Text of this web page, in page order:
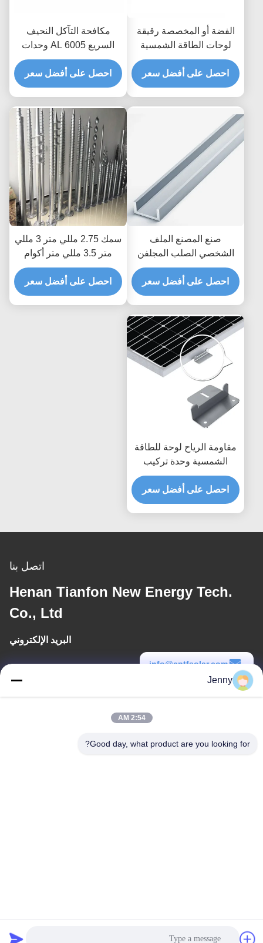
الفضة أو المخصصة رقيقة
لوحات الطاقة الشمسية
تركيب بين / منتصف / نهاية
المقبضات لأنظمة الطاقة
الشمسية
احصل على أفضل سعر
مكافحة التآكل النحيف
السريع AL 6005 وحدات
الطاقة الشمسية وسط /
نهاية المقبضات
احصل على أفضل سعر
صنع المصنع الملف
الشخصي الصلب المجلفن
المدرفلة على البارد لتركيب
لوحة الكهروضوئية C قناة
الصلب تبختر دعامة الطاقة
احصل على أفضل سعر
سمك 2.75 مللي متر 3 مللي
متر 3.5 مللي متر أكوام
برغي أرضية مفتوحة المجال
القطب المراسي الرياح 60m
/ S مكون تركيب الطاقة
احصل على أفضل سعر
مقاومة الرياح لوحة للطاقة
الشمسية وحدة تركيب
الملحقات قوس مرن للطاقة
الشمسية السكك الحديدية
تصاعد
احصل على أفضل سعر
اتصل بنا
Henan Tianfon New Energy Tech.
Co., Ltd
البريد الإلكتروني
info@cntfsolar.com
سياسة الخصوصية
Jenny
2:54 AM
Good day, what product are you looking for?